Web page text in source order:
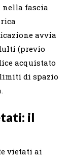
fascia
avvia
(previo
acquistato
limiti di spazio
il
vietati ai